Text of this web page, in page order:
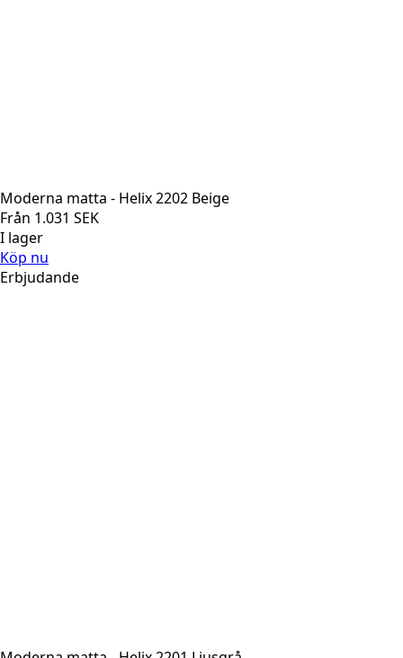
Moderna matta - Helix 2202 Beige
Från 1.031 SEK
I lager
Köp nu
Erbjudande